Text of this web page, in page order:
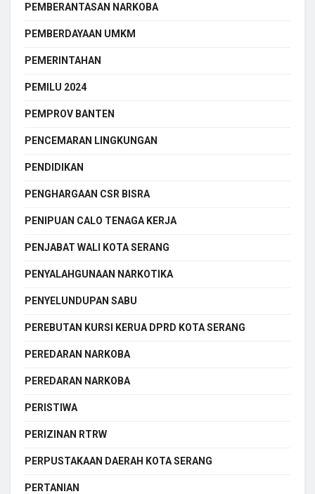
PEMBERANTASAN NARKOBA
PEMBERDAYAAN UMKM
PEMERINTAHAN
PEMILU 2024
PEMPROV BANTEN
PENCEMARAN LINGKUNGAN
PENDIDIKAN
PENGHARGAAN CSR BISRA
PENIPUAN CALO TENAGA KERJA
PENJABAT WALI KOTA SERANG
PENYALAHGUNAAN NARKOTIKA
PENYELUNDUPAN SABU
PEREBUTAN KURSI KERUA DPRD KOTA SERANG
PEREDARAN NARKOBA
PEREDARAN NARKOBA
PERISTIWA
PERIZINAN RTRW
PERPUSTAKAAN DAERAH KOTA SERANG
PERTANIAN